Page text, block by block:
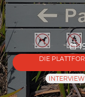
DIE
INTERVIEW